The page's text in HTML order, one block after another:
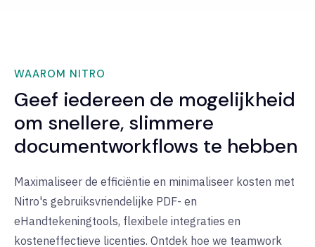
WAAROM NITRO
Geef iedereen de mogelijkheid
om snellere, slimmere
documentworkflows te hebben
Maximaliseer de efficiëntie en minimaliseer kosten met
Nitro's gebruiksvriendelijke PDF- en
eHandtekeningtools, flexibele integraties en
kosteneffectieve licenties. Ontdek hoe we teamwork